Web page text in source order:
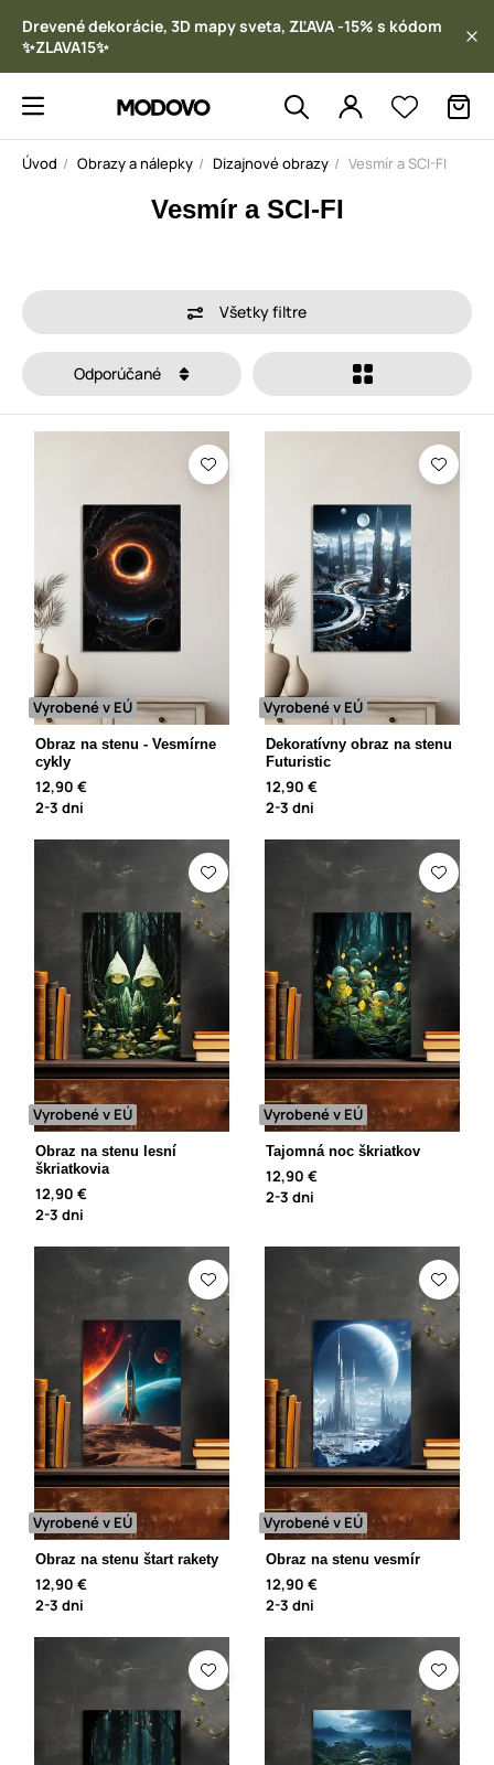
Drevené dekorácie, 3D mapy sveta, ZĽAVA -15% s kódom
✨ZLAVA15✨
Úvod Obrazy a nálepky Dizajnové obrazy Vesmír a SCI-FI
Vesmír a SCI-FI
Všetky filtre
Odporúčané
Vyrobené v EÚ
Obraz na stenu - Vesmírne
cykly
12,90 €
2-3 dni
Vyrobené v EÚ
Dekoratívny obraz na stenu
Futuristic
12,90 €
2-3 dni
Vyrobené v EÚ
Obraz na stenu lesní
škriatkovia
12,90 €
2-3 dni
Vyrobené v EÚ
Tajomná noc škriatkov
12,90 €
2-3 dni
Vyrobené v EÚ
Obraz na stenu štart rakety
12,90 €
2-3 dni
Vyrobené v EÚ
Obraz na stenu vesmír
12,90 €
2-3 dni